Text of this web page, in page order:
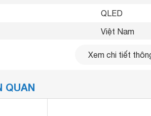
4K 65 inch TCL 65C645 cũng được
hiện các cuộc gọi thoại hoặc gọi video
OK Google mà không cần tới remote
QLED
Việt Nam
Có
Xem chi tiết
QUAN